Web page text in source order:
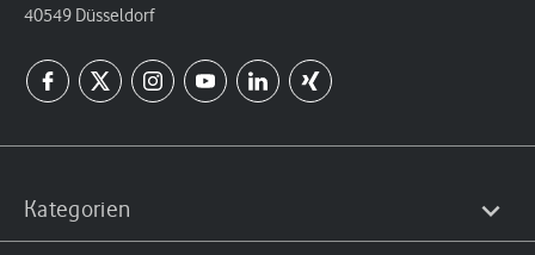
40549 Düsseldorf
Kategorien